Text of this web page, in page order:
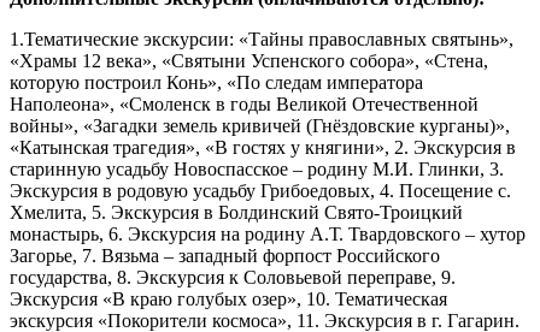
1.Тематические экскурсии: «Тайны православных святынь»,
«Храмы 12 века», «Святыни Успенского собора», «Стена,
которую построил Конь», «По следам императора
Наполеона», «Смоленск в годы Великой Отечественной
войны», «Загадки земель кривичей (Гнёздовские курганы)»,
«Катынская трагедия», «В гостях у княгини», 2. Экскурсия в
старинную усадьбу Новоспасское – родину М.И. Глинки, 3.
Экскурсия в родовую усадьбу Грибоедовых, 4. Посещение с.
Хмелита, 5. Экскурсия в Болдинский Свято-Троицкий
монастырь, 6. Экскурсия на родину А.Т. Твардовского – хутор
Загорье, 7. Вязьма – западный форпост Российского
государства, 8. Экскурсия к Соловьевой переправе, 9.
Экскурсия «В краю голубых озер», 10. Тематическая
экскурсия «Покорители космоса», 11. Экскурсия в г. Гагарин.